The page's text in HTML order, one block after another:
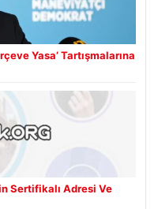
Yasa’ Tartışmalarına
Sertifikalı Adresi Ve